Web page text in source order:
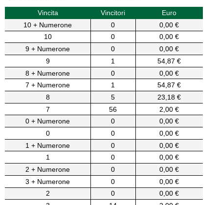
Vincita Vincitori
Euro
10 + Numerone
0
0,00 €
10
0
0,00 €
9 + Numerone
0
0,00 €
9
1
54,87 €
8 + Numerone
0
0,00 €
7 + Numerone
1
54,87 €
8
5
23,18 €
7
56
2,00 €
0 + Numerone
0
0,00 €
0
0
0,00 €
1 + Numerone
0
0,00 €
1
0
0,00 €
2 + Numerone
0
0,00 €
3 + Numerone
0
0,00 €
2
0
0,00 €